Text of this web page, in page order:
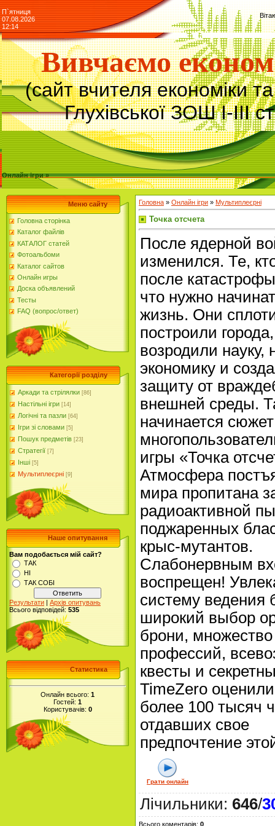
П`ятниця
07.08.2026
12:14
Вивчаємо
(сайт вчителя економіки
Глухівської ЗОШ І-ІІІ
Онлайн ігри »
Меню сайту
Головна сторінка
Каталог файлів
КАТАЛОГ статей
Фотоальбоми
Каталог сайтов
Онлайн игры
Доска объявлений
Тесты
FAQ (вопрос/ответ)
Категорії розділу
Аркади та стрілялки [86]
Настільні ігри [14]
Логічні та пазли [64]
Ігри зі словами [5]
Пошук предметів [23]
Стратегії [7]
Інші [5]
Мультиплеєрні [9]
Наше опитування
Вам подобається мій сайт?
ТАК
НІ
ТАК СОБІ
Результати | Архів опитувань
Всього відповідей: 535
Статистика
Онлайн всього: 1
Гостей: 1
Користувачів: 0
Головна » Онлайн ігри » Мультиплеєрні
Точка отсчета
После ядерной
изменился. Те,
после
что нужно
жизнь. Они
построили города,
возродили науку,
экономику и
защиту от
внешней среды.
начинается
игры «Точка
Атмосфера
мира пропитана
радиоактивной
поджаренных
крыс-мутантов.
Слабонервным
воспрещен!
систему ведения
широкий выбор
брони,
профессий,
квесты и
TimeZero
более 100 тысяч
отдавших свое
предпочтение
Грати онлайн
Лічильники: 646/
Всього коментарів: 0